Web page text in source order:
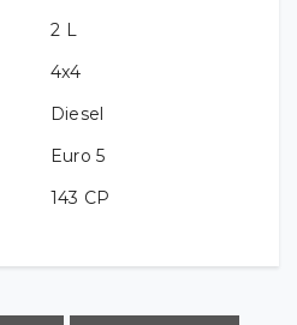
2 L
4x4
Diesel
Euro 5
143 CP